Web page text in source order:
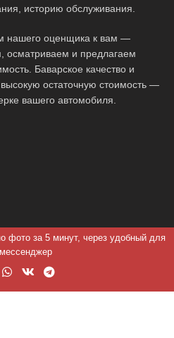
историю обслуживания.
нашего оценщика к вам —
осматриваем и предлагаем
Баварское качество и
остаточную стоимость —
вашего автомобиля.
фото за 5 минут, через удобный для